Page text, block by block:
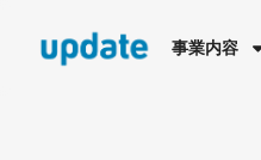
事業内容